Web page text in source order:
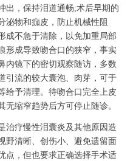
出，保持泪道通畅;术后早期的
泌物和痂皮，防止机械性阻
成不急于清除，以免加重局部
形成导致吻合口的狭窄，事实
内镜下的密切观察随访，多数
引流的较大囊泡、肉芽，可于
给予清理。待吻合口完全上皮
无缩窄趋势后方可停止随诊。
治疗慢性泪囊炎及其他原因造
野清晰、创伤小、避免遗留面
点，但也要求正确选择手术适